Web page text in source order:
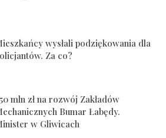
wysłali podziękowania dla
Za co?
mln zł na rozwój Zakładów
Bumar Łabędy.
w Gliwicach